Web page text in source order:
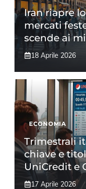
Iran riapre
mercati
scende ai
18 Aprile 2026
ECONOMIA
Trimestrali
chiave e
UniCredit e
17 Aprile 2026